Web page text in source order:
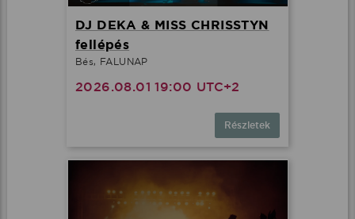
DJ DEKA & MISS CHRISSTYN
fellépés
Bés, FALUNAP
2026.08.01 19:00 UTC+2
Részletek